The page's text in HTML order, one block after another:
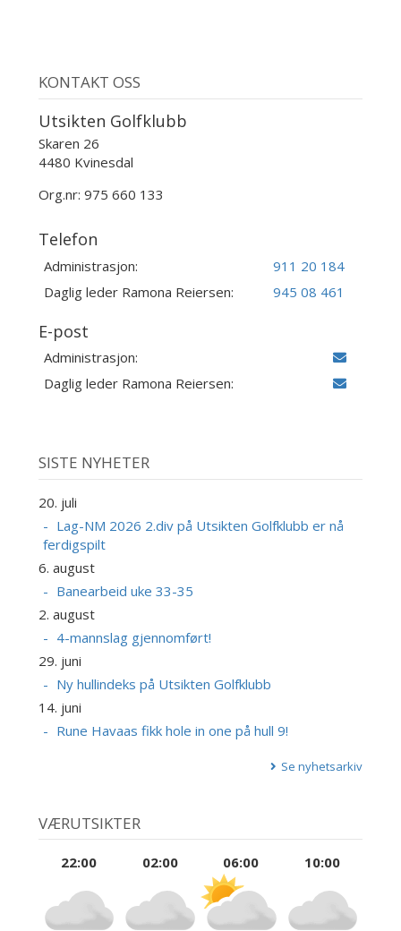
KONTAKT OSS
Utsikten Golfklubb
Skaren 26
4480 Kvinesdal
Org.nr: 975 660 133
Telefon
Administrasjon:
911 20 184
Daglig leder Ramona Reiersen:
945 08 461
E-post
Administrasjon:
Daglig leder Ramona Reiersen:
SISTE NYHETER
20. juli
Lag-NM 2026 2.div på Utsikten Golfklubb er nå
ferdigspilt
6. august
Banearbeid uke 33-35
2. august
4-mannslag gjennomført!
29. juni
Ny hullindeks på Utsikten Golfklubb
14. juni
Rune Havaas fikk hole in one på hull 9!
Se nyhetsarkiv
VÆRUTSIKTER
22:00 02:00 06:00 10:00